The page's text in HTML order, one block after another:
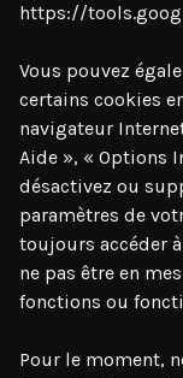
https://
Vous pouvez
certains cookies
navigateur
Aide », « Options
désactivez ou
paramètres de
toujours accéder
ne pas être en
fonctions ou
Pour le moment,